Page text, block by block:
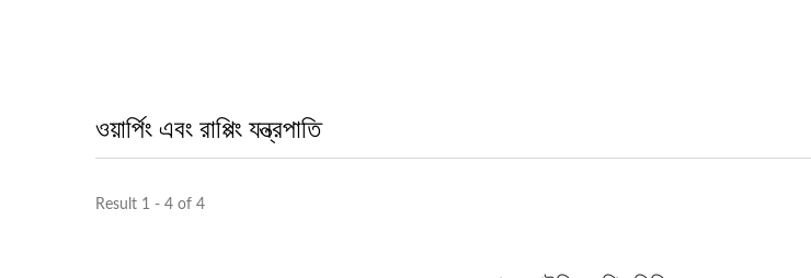
ওয়ার্পিং এবং রাপ্পিং যন্ত্রপাতি
Result 1 - 4 of 4